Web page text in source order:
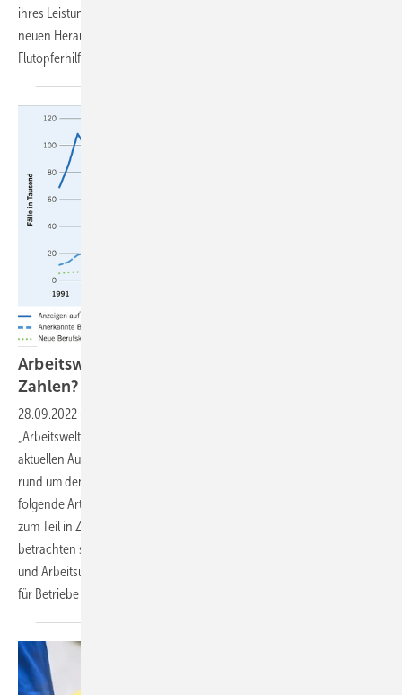
ihres Leistungsvermögens. Das trifft vor allem bei der Hilfe in den
neuen Herausforderungsfeldern wie der Kriegs-, Flüchtlings- und
Flutopferhilfe
Arbeitswelt im Wandel – wie verändern sich die
Zahlen?
28.09.2022
„Arbeitswelt im Wandel. Zahlen – Daten – Fakten“ gibt in ihrer
aktuellen Ausgabe 2022 wieder einen Überblick über Entwicklungen
rund um den Arbeits- und Gesundheitsschutz in Deutschland. Der
folgende Artikel greift einige der wesentlichen Veränderungen auf, die
zum Teil in Zusammenhang mit der SARS-CoV-2-Pandemie zu
betrachten sind. Der Beitrag geht neben Unfall-, Berufskrankheiten-
und Arbeitsunfähigkeitsgeschehen auf besondere Herausforderungen
für Betriebe und Beschäftigte ein. Anke